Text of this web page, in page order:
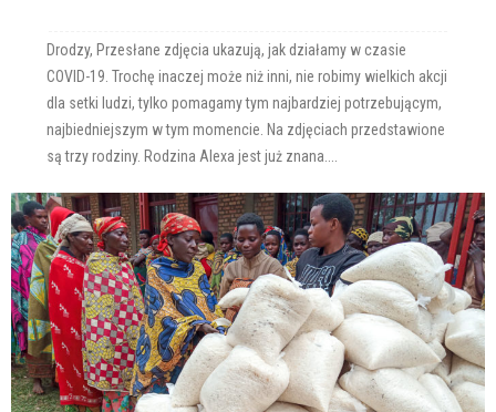
Drodzy, Przesłane zdjęcia ukazują, jak działamy w czasie
COVID-19. Trochę inaczej może niż inni, nie robimy wielkich akcji
dla setki ludzi, tylko pomagamy tym najbardziej potrzebującym,
najbiedniejszym w tym momencie. Na zdjęciach przedstawione
są trzy rodziny. Rodzina Alexa jest już znana....